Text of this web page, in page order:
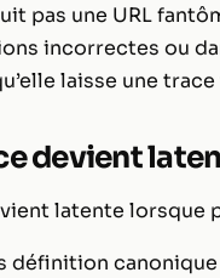
pas une URL
incorrectes ou
laisse une
devient
latente lorsque
définition canonique